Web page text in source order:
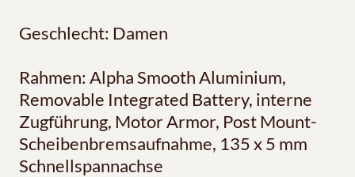
Geschlecht: Damen
Rahmen: Alpha Smooth Aluminium,
Removable Integrated Battery, interne
Zugführung, Motor Armor, Post Mount-
Scheibenbremsaufnahme, 135 x 5 mm
Schnellspannachse